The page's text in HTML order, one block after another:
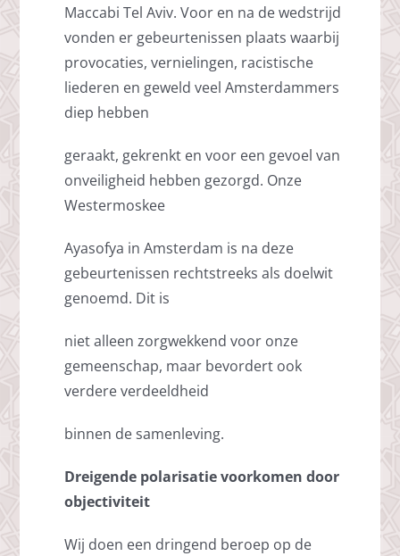
Maccabi Tel Aviv. Voor en na de wedstrijd
vonden er gebeurtenissen plaats waarbij
provocaties, vernielingen, racistische
liederen en geweld veel Amsterdammers
diep hebben
geraakt, gekrenkt en voor een gevoel van
onveiligheid hebben gezorgd. Onze
Westermoskee
Ayasofya in Amsterdam is na deze
gebeurtenissen rechtstreeks als doelwit
genoemd. Dit is
niet alleen zorgwekkend voor onze
gemeenschap, maar bevordert ook
verdere verdeeldheid
binnen de samenleving.
Dreigende polarisatie voorkomen door
objectiviteit
Wij doen een dringend beroep op de